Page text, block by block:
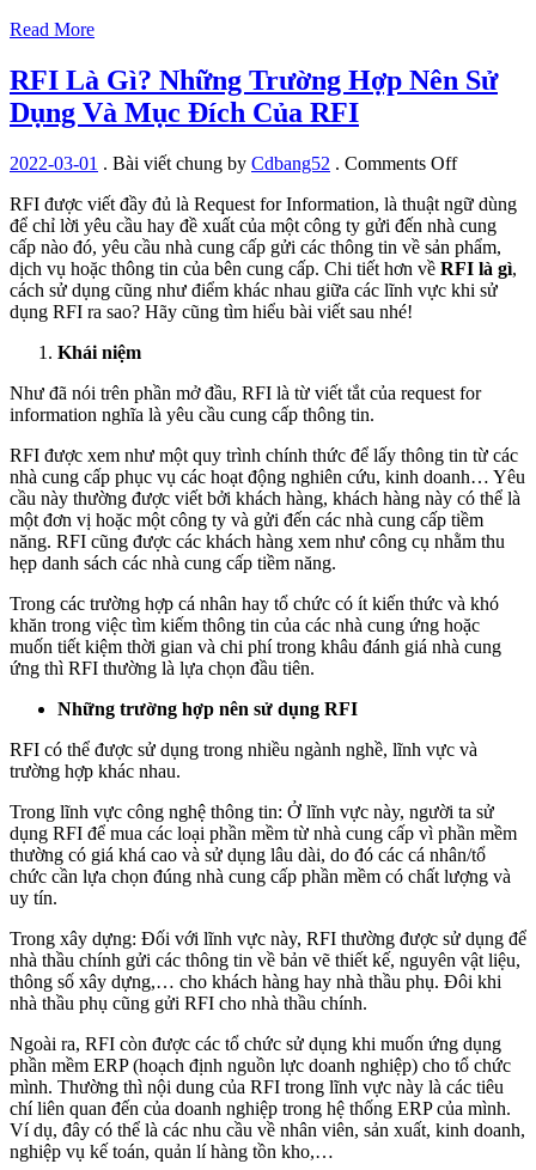
Read More
RFI Là Gì? Những Trường Hợp Nên Sử
Dụng Và Mục Đích Của RFI
2022-03-01 . Bài viết chung by Cdbang52 . Comments Offon
Là
Gì?
Những
Trường
Hợp
Mục
RFI
RFI được viết đầy đủ là Request for Information, là thuật ngữ dùng
để chỉ lời yêu cầu hay đề xuất của một công ty gửi đến nhà cung
cấp nào đó, yêu cầu nhà cung cấp gửi các thông tin về sản phẩm,
dịch vụ hoặc thông tin của bên cung cấp. Chi tiết hơn về RFI là gì,
cách sử dụng cũng như điểm khác nhau giữa các lĩnh vực khi sử
dụng RFI ra sao? Hãy cũng tìm hiểu bài viết sau nhé!
Khái niệm
Như đã nói trên phần mở đầu, RFI là từ viết tắt của request for
information nghĩa là yêu cầu cung cấp thông tin.
RFI được xem như một quy trình chính thức để lấy thông tin từ các
nhà cung cấp phục vụ các hoạt động nghiên cứu, kinh doanh… Yêu
cầu này thường được viết bởi khách hàng, khách hàng này có thể là
một đơn vị hoặc một công ty và gửi đến các nhà cung cấp tiềm
năng. RFI cũng được các khách hàng xem như công cụ nhằm thu
hẹp danh sách các nhà cung cấp tiềm năng.
Trong các trường hợp cá nhân hay tổ chức có ít kiến thức và khó
khăn trong việc tìm kiếm thông tin của các nhà cung ứng hoặc
muốn tiết kiệm thời gian và chi phí trong khâu đánh giá nhà cung
ứng thì RFI thường là lựa chọn đầu tiên.
Những trường hợp nên sử dụng RFI
RFI có thể được sử dụng trong nhiều ngành nghề, lĩnh vực và
trường hợp khác nhau.
Trong lĩnh vực công nghệ thông tin: Ở lĩnh vực này, người ta sử
dụng RFI để mua các loại phần mềm từ nhà cung cấp vì phần mềm
thường có giá khá cao và sử dụng lâu dài, do đó các cá nhân/tổ
chức cần lựa chọn đúng nhà cung cấp phần mềm có chất lượng và
uy tín.
Trong xây dựng: Đối với lĩnh vực này, RFI thường được sử dụng để
nhà thầu chính gửi các thông tin về bản vẽ thiết kế, nguyên vật liệu,
thông số xây dựng,… cho khách hàng hay nhà thầu phụ. Đôi khi
nhà thầu phụ cũng gửi RFI cho nhà thầu chính.
Ngoài ra, RFI còn được các tổ chức sử dụng khi muốn ứng dụng
phần mềm ERP (hoạch định nguồn lực doanh nghiệp) cho tổ chức
mình. Thường thì nội dung của RFI trong lĩnh vực này là các tiêu
chí liên quan đến của doanh nghiệp trong hệ thống ERP của mình.
Ví dụ, đây có thể là các nhu cầu về nhân viên, sản xuất, kinh doanh,
nghiệp vụ kế toán, quản lí hàng tồn kho,…